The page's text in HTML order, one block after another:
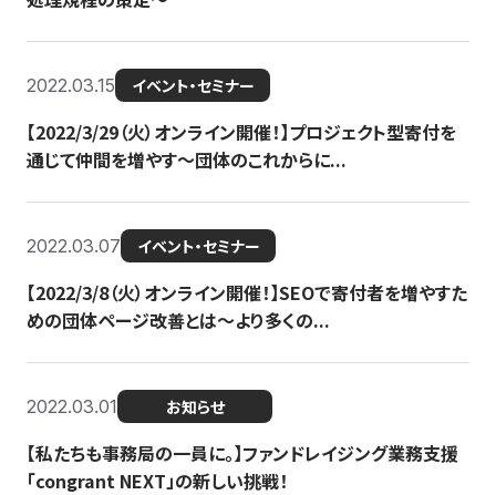
2022.03.15 イベント・セミナー
【2022/3/29（火）オンライン開催！】プロジェクト型寄付を
通じて仲間を増やす～団体のこれからに...
2022.03.07 イベント・セミナー
【2022/3/8（火）オンライン開催！】SEOで寄付者を増やすた
めの団体ページ改善とは～より多くの...
2022.03.01 お知らせ
【私たちも事務局の一員に。】ファンドレイジング業務支援
「congrant NEXT」の新しい挑戦！